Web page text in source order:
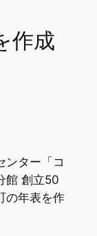
作成
ンター「コ
館 創立50
の年表を作